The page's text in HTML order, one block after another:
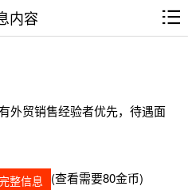
内容
外贸销售经验者优先，待遇面
整信息 (查看需要80金币)